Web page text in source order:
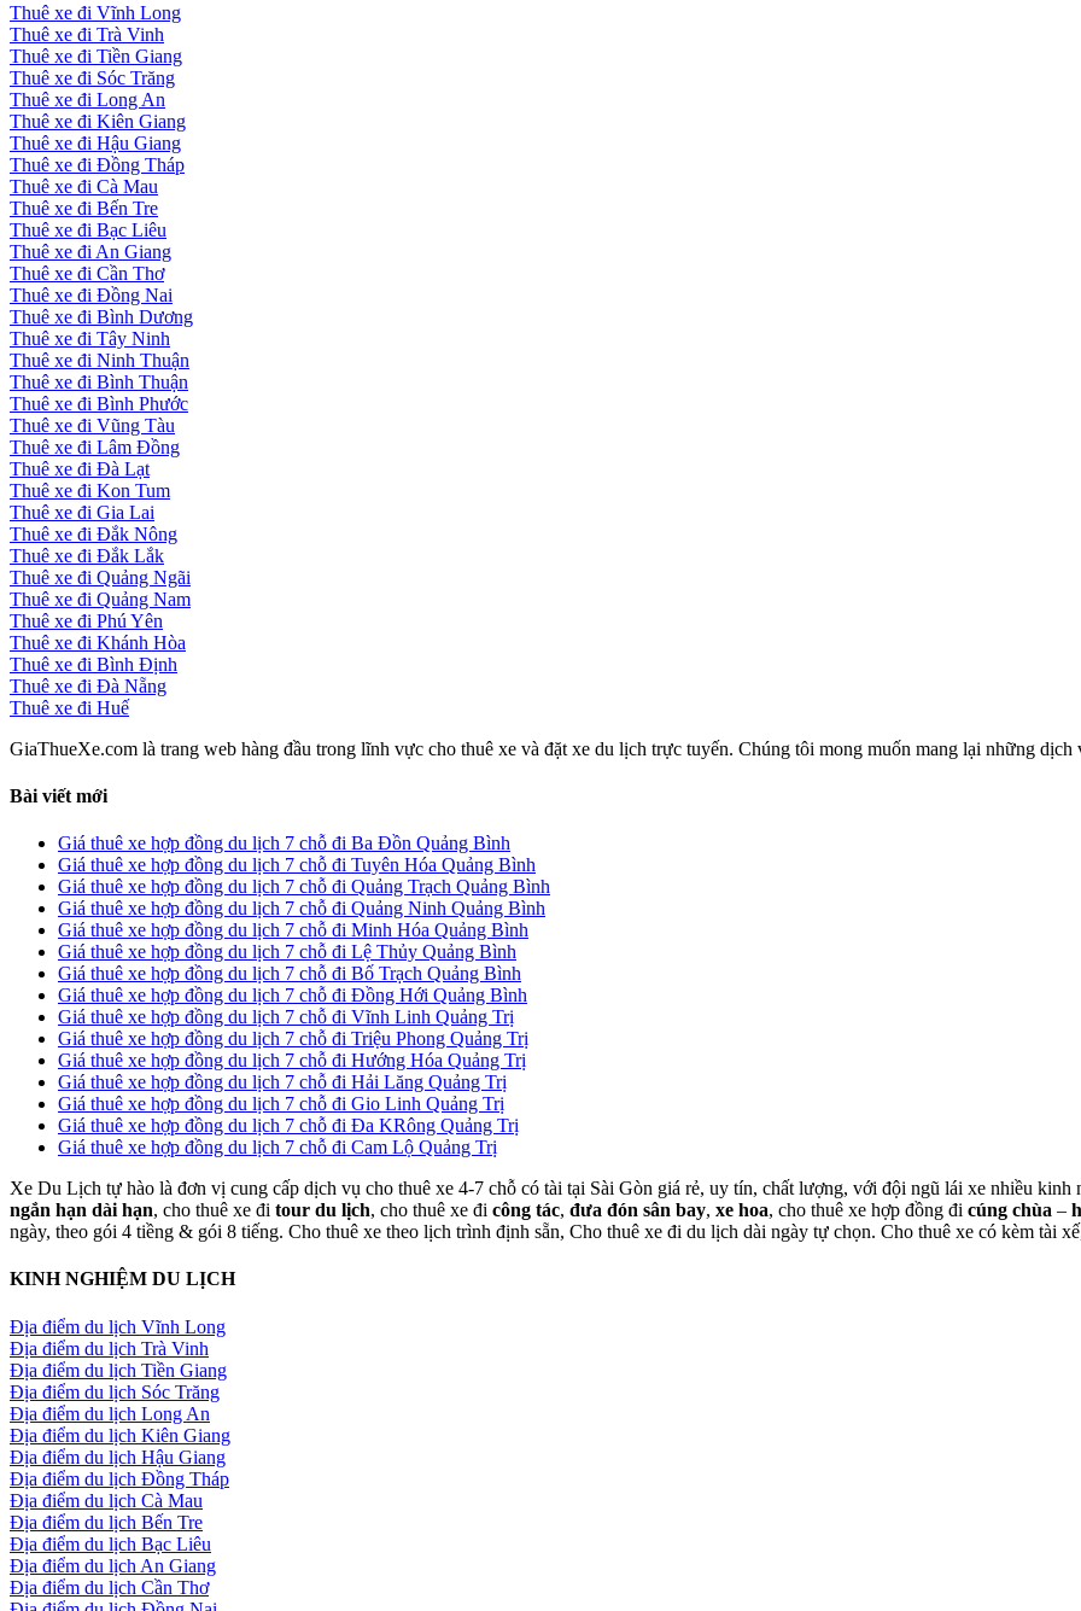
Thuê xe đi Vĩnh Long
Thuê xe đi Trà Vinh
Thuê xe đi Tiền Giang
Thuê xe đi Sóc Trăng
Thuê xe đi Long An
Thuê xe đi Kiên Giang
Thuê xe đi Hậu Giang
Thuê xe đi Đồng Tháp
Thuê xe đi Cà Mau
Thuê xe đi Bến Tre
Thuê xe đi Bạc Liêu
Thuê xe đi An Giang
Thuê xe đi Cần Thơ
Thuê xe đi Đồng Nai
Thuê xe đi Bình Dương
Thuê xe đi Tây Ninh
Thuê xe đi Ninh Thuận
Thuê xe đi Bình Thuận
Thuê xe đi Bình Phước
Thuê xe đi Vũng Tàu
Thuê xe đi Lâm Đồng
Thuê xe đi Đà Lạt
Thuê xe đi Kon Tum
Thuê xe đi Gia Lai
Thuê xe đi Đắk Nông
Thuê xe đi Đắk Lắk
Thuê xe đi Quảng Ngãi
Thuê xe đi Quảng Nam
Thuê xe đi Phú Yên
Thuê xe đi Khánh Hòa
Thuê xe đi Bình Định
Thuê xe đi Đà Nẵng
Thuê xe đi Huế
GiaThueXe.com là trang web hàng đầu trong lĩnh vực cho thuê xe và đặt xe du lịch trực tuyến. Chúng tôi mong muốn mang lại những
Bài viết mới
Giá thuê xe hợp đồng du lịch 7 chỗ đi Ba Đồn Quảng Bình
Giá thuê xe hợp đồng du lịch 7 chỗ đi Tuyên Hóa Quảng Bình
Giá thuê xe hợp đồng du lịch 7 chỗ đi Quảng Trạch Quảng Bình
Giá thuê xe hợp đồng du lịch 7 chỗ đi Quảng Ninh Quảng Bình
Giá thuê xe hợp đồng du lịch 7 chỗ đi Minh Hóa Quảng Bình
Giá thuê xe hợp đồng du lịch 7 chỗ đi Lệ Thủy Quảng Bình
Giá thuê xe hợp đồng du lịch 7 chỗ đi Bố Trạch Quảng Bình
Giá thuê xe hợp đồng du lịch 7 chỗ đi Đồng Hới Quảng Bình
Giá thuê xe hợp đồng du lịch 7 chỗ đi Vĩnh Linh Quảng Trị
Giá thuê xe hợp đồng du lịch 7 chỗ đi Triệu Phong Quảng Trị
Giá thuê xe hợp đồng du lịch 7 chỗ đi Hướng Hóa Quảng Trị
Giá thuê xe hợp đồng du lịch 7 chỗ đi Hải Lăng Quảng Trị
Giá thuê xe hợp đồng du lịch 7 chỗ đi Gio Linh Quảng Trị
Giá thuê xe hợp đồng du lịch 7 chỗ đi Đa KRông Quảng Trị
Giá thuê xe hợp đồng du lịch 7 chỗ đi Cam Lộ Quảng Trị
Xe Du Lịch tự hào là đơn vị cung cấp dịch vụ cho thuê xe 4-7 chỗ có tài tại Sài Gòn giá rẻ, uy tín, chất lượng, với đội ngũ lái xe nhiều kinh
ngắn hạn dài hạn, cho thuê xe đi tour du lịch, cho thuê xe đi công tác, đưa đón sân bay, xe hoa, cho thuê xe hợp đồng đi cúng chùa –
ngày, theo gói 4 tiềng & gói 8 tiếng. Cho thuê xe theo lịch trình định sẵn, Cho thuê xe đi du lịch dài ngày tự chọn. Cho thuê xe có kèm tài
KINH NGHIỆM DU LỊCH
Địa điểm du lịch Vĩnh Long
Địa điểm du lịch Trà Vinh
Địa điểm du lịch Tiền Giang
Địa điểm du lịch Sóc Trăng
Địa điểm du lịch Long An
Địa điểm du lịch Kiên Giang
Địa điểm du lịch Hậu Giang
Địa điểm du lịch Đồng Tháp
Địa điểm du lịch Cà Mau
Địa điểm du lịch Bến Tre
Địa điểm du lịch Bạc Liêu
Địa điểm du lịch An Giang
Địa điểm du lịch Cần Thơ